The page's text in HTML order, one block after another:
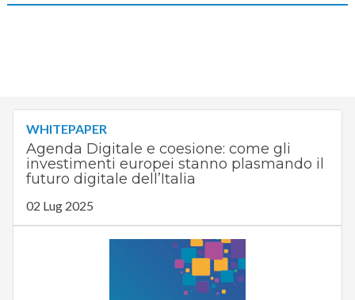
WHITEPAPER
Agenda Digitale e coesione: come gli
investimenti europei stanno plasmando il
futuro digitale dell’Italia
02 Lug 2025